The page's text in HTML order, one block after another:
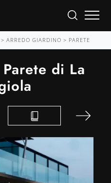
> ARREDO GIARDINO > PARETE
di La